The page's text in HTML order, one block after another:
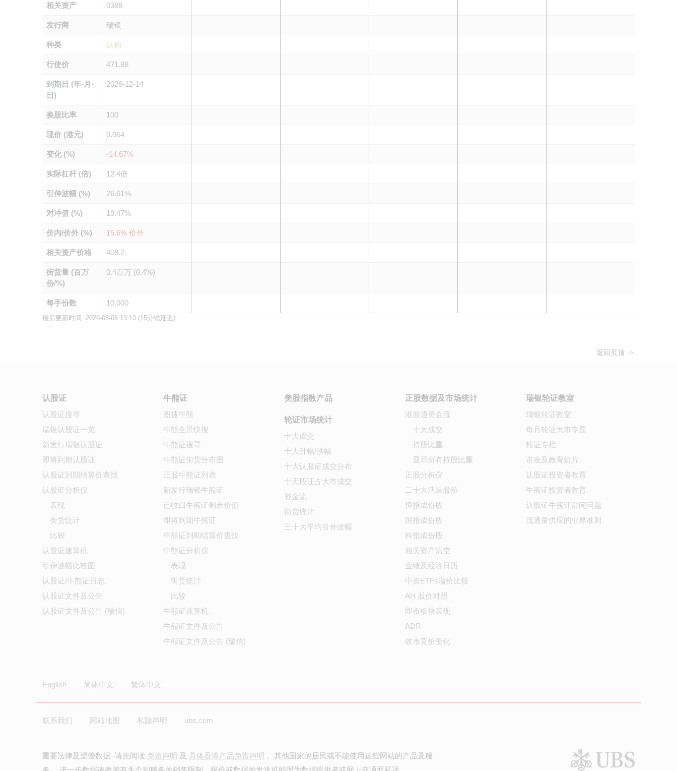
相关资产 0388
发行商 瑞银
种类 认购
行使价 471.88
到期日 (年-月-
日)
2026-12-14
换股比率 100
现价 (港元) 0.064
变化 (%) -14.67%
实际杠杆 (倍) 12.4倍
引伸波幅 (%) 26.61%
对冲值 (%) 19.47%
价内/价外 (%) 15.6% 价外
相关资产价格 408.2
街货量 (百万
份/%)
0.4百万 (0.4%)
每手份数 10,000
最后更新时间: 2026-08-06 13:10 (15分锺延迟)
返回页顶
认股证
认股证搜寻
瑞银认股证一览
新发行瑞银认股证
即将到期认股证
认股证到期结算价查找
认股证分析仪
表现
街货统计
比较
认股证速算机
引伸波幅比较图
认股证/牛熊证日志
认股证文件及公告
认股证文件及公告 (瑞信)
牛熊证
图搜牛熊
牛熊全景快搜
牛熊证搜寻
牛熊证街货分布图
正股牛熊证列表
新发行瑞银牛熊证
已收回牛熊证剩余价值
即将到期牛熊证
牛熊证到期结算价查找
牛熊证分析仪
表现
街货统计
比较
牛熊证速算机
牛熊证文件及公告
牛熊证文件及公告 (瑞信)
美股指数产品
轮证市场统计
十大成交
十大升幅/跌幅
十大认股证成交分布
十天股证占大市成交
资金流
街货统计
三十大平均引伸波幅
正股数据及市场统计
港股通资金流
十大成交
持股比重
显示所有持股比重
正股分析仪
二十大活跃股份
恒指成份股
国指成份股
科指成份股
相关资产沽空
业绩及经济日历
中资ETFs溢价比较
AH 股价对照
即市板块表现
ADR
收市竞价变化
瑞银轮证教室
瑞银轮证教室
每月轮证大市专题
轮证专栏
讲座及教育短片
认股证投资者教育
牛熊证投资者教育
认股证牛熊证常问问题
流通量供应的业界准则
English 简体中文 繁体中文
联系我们 网站地图 私隐声明 ubs.com
重要法律及槼管数据 -请先阅读 免责声明 及 具体香港产品免责声明 。其他国家的居民或不能使用这些网站的产品及服